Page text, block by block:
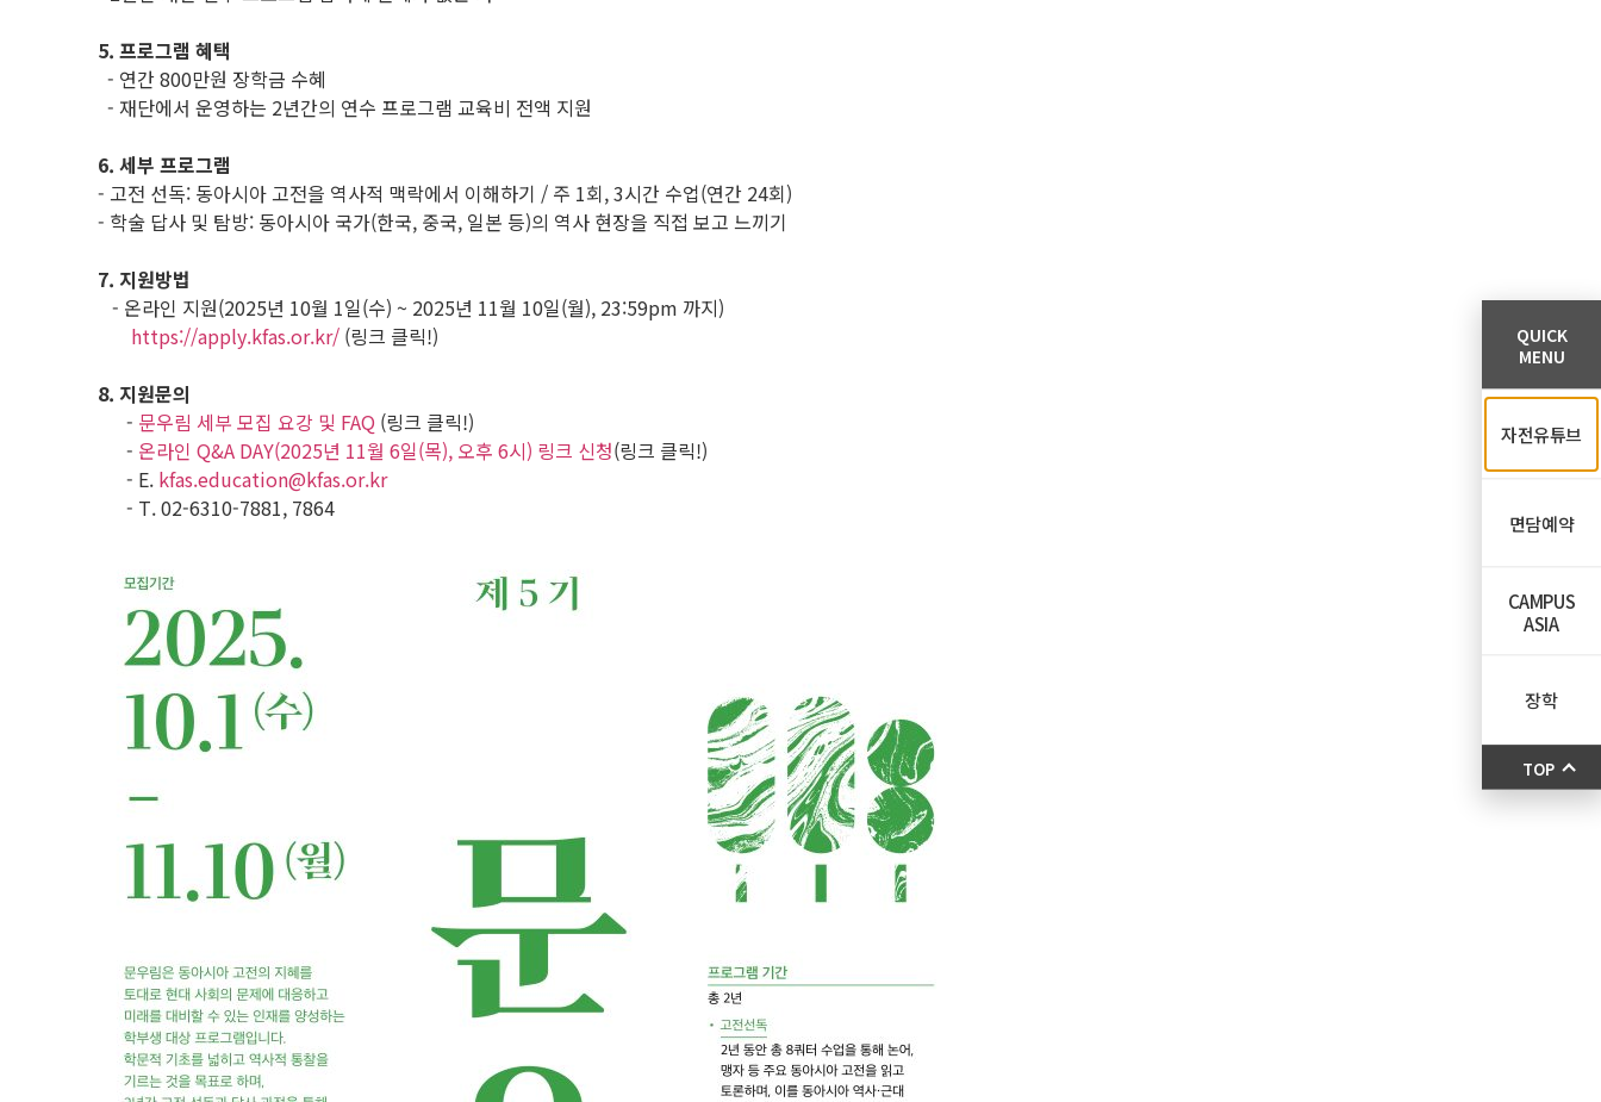
5. 프로그램 혜택
- 연간 800만원 장학금 수혜
- 재단에서 운영하는 2년간의 연수 프로그램 교육비 전액 지원
6. 세부 프로그램
- 고전 선독: 동아시아 고전을 역사적 맥락에서 이해하기 / 주 1회, 3시간 수업(연간 24회)
- 학술 답사 및 탐방: 동아시아 국가(한국, 중국, 일본 등)의 역사 현장을 직접 보고 느끼기
7. 지원방법
- 온라인 지원(2025년 10월 1일(수) ~ 2025년 11월 10일(월), 23:59pm 까지)
https://apply.kfas.or.kr/ (링크 클릭!)
8. 지원문의
- 문우림 세부 모집 요강 및 FAQ (링크 클릭!)
- 온라인 Q&A DAY(2025년 11월 6일(목), 오후 6시) 링크 신청(링크 클릭!)
- E. kfas.education@kfas.or.kr
- T. 02-6310-7881, 7864
QUICK
MENU
자전유튜브
면담예약
CAMPUS
ASIA
장학
TOP